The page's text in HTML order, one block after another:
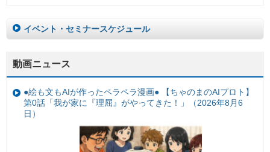
イベント・セミナースケジュール
動画ニュース
●絵も文もAIが作ったペラペラ漫画● 【ちゃのまのAIプロト】
第0話「我が家に『理屈』がやってきた！」（2026年8月6
日）